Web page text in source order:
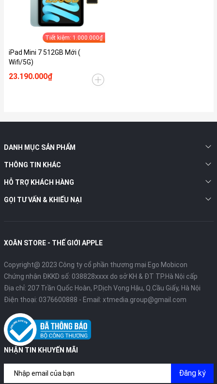
Tiết kiệm: 1.000.000₫
iPad Mini 7 512GB Mới (
Wifi/5G)
23.190.000₫
DANH MỤC SẢN PHẨM
THÔNG TIN KHÁC
HỖ TRỢ KHÁCH HÀNG
GỌI TƯ VẤN & KHIẾU NẠI
XOĂN STORE - THẾ GIỚI APPLE
Copyright@ 2023 Công ty cổ phần thương mại Ego Mobicon
Chứng nhận ĐKKD số: 038828xxxx do sở KH & ĐT TP.Hà Nội cấp
Địa chỉ: 207 Trần Quốc Hoàn, P.Dịch Vọng Hậu, Q.Cầu Giấy, Hà Nội
Điện thoại: 0376600888 - Email: xtmedia.group@gmail.com
NHẬN TIN KHUYẾN MÃI
Đăng ký